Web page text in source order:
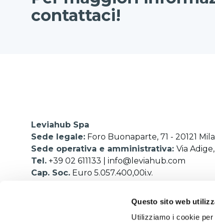
Questo sito web
Utilizziamo i cookie
contattaci!
Leviahub Spa
Sede legale: Foro Buonaparte, 71 - 20121
Sede operativa e amministrativa: Via
Tel. +39 02 611133
info@leviahub.com
Cap. Soc. Euro 5.057.400,00i.v.